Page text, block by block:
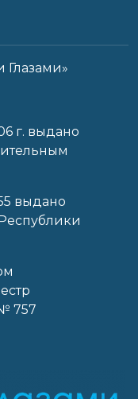
г. выдано
выдано
757